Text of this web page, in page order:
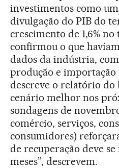
investimentos como
divulgação do PIB do
crescimento de 1,6%
confirmou o que
dados da indústria,
produção e importação
descreve o relatório do
cenário melhor nos
sondagens de
comércio, serviços,
consumidores)
de recuperação deve
meses”, descrevem.